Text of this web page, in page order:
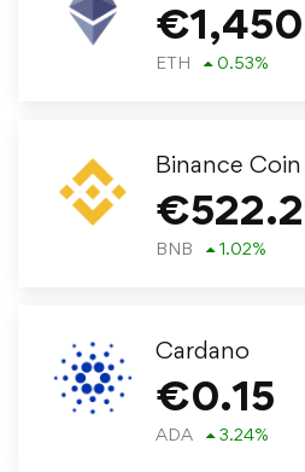
€
ETH 0.53%
Binance Coin
€
BNB 1.02%
Cardano
€0.15
ADA 3.24%